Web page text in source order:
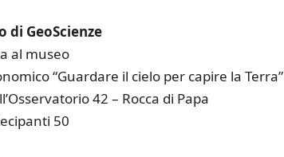
di GeoScienze
al museo
“Guardare il cielo per capire la Terra”
42 – Rocca di Papa
50